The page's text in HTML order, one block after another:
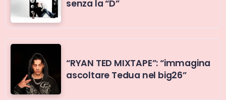
senza la “D”
“RYAN TED MIXTAPE”: “immagina
ascoltare Tedua nel big26”